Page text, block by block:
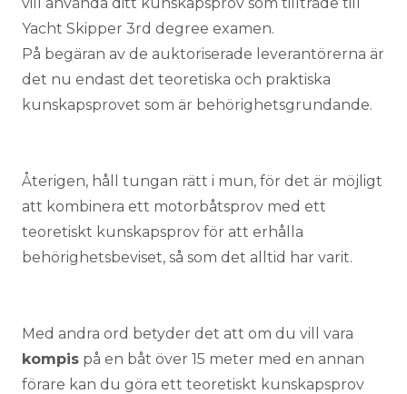
Yacht Skipper 3rd degree examen.
På begäran av de auktoriserade leverantörerna är
det nu endast det teoretiska och praktiska
kunskapsprovet som är behörighetsgrundande.
Återigen, håll tungan rätt i mun, för det är möjligt
att kombinera ett motorbåtsprov med ett
teoretiskt kunskapsprov för att erhålla
behörighetsbeviset, så som det alltid har varit.
Med andra ord betyder det att om du vill vara
kompis på en båt över 15 meter med en annan
förare kan du göra ett teoretiskt kunskapsprov